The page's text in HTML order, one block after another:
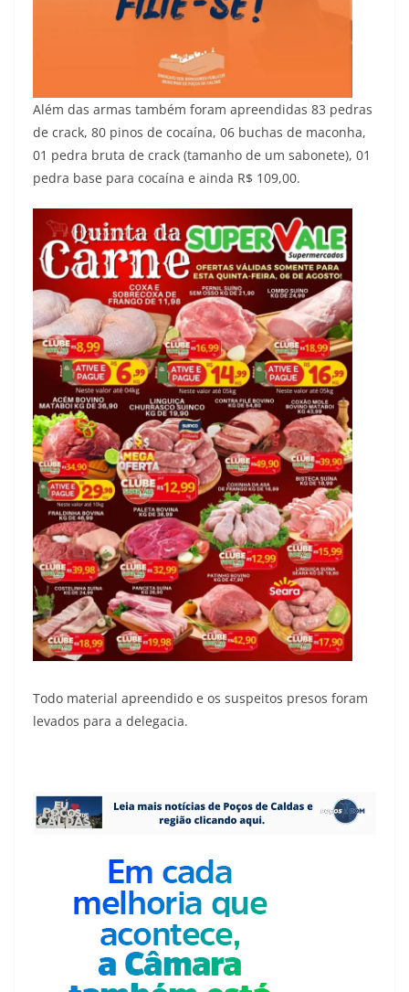
Além das armas também foram apreendidas 83 pedras
de crack, 80 pinos de cocaína, 06 buchas de maconha,
01 pedra bruta de crack (tamanho de um sabonete), 01
pedra base para cocaína e ainda R$ 109,00.
Todo material apreendido e os suspeitos presos foram
levados para a delegacia.